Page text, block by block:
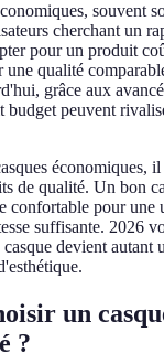
souvent
cherchant un
pour un produit
qualité
grâce aux
budget peuvent
économiques, il
de qualité. Un bon
confortable pour une
suffisante. 2026
devient autant
un
?